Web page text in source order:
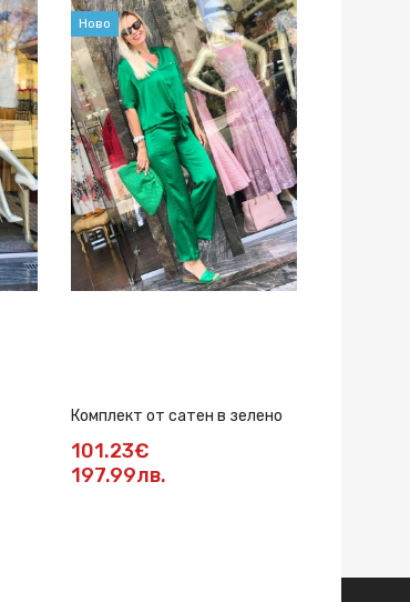
Ново
Комплект от сатен в зелено
101.23€
197.99лв.